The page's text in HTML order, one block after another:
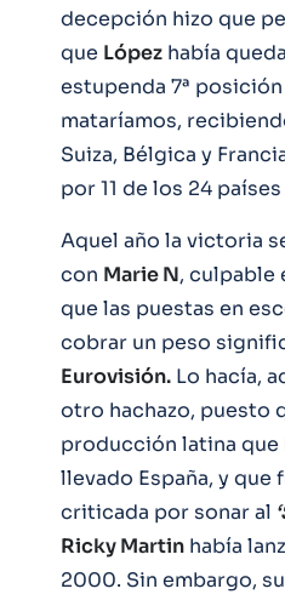
decepción hizo que
que López había
estupenda 7ª
mataríamos,
Suiza, Bélgica y
por 11 de los 24
Aquel año la victoria
con Marie N, culpable
que las puestas en
cobrar un peso
Eurovisión. Lo hacía,
otro hachazo, puesto
producción latina que
llevado España, y que
criticada por sonar al
Ricky Martin había
2000. Sin embargo,